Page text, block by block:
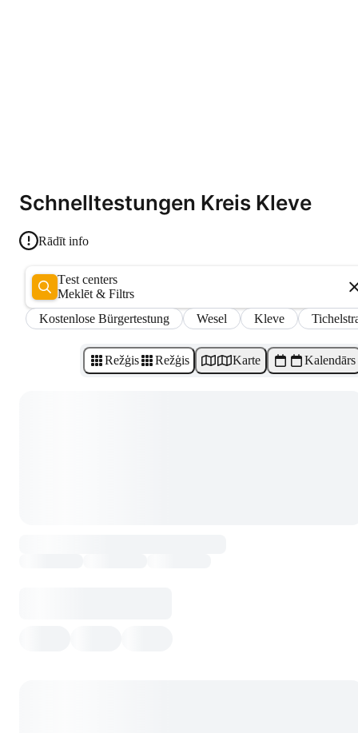
Schnelltestungen Kreis Kleve
Rādīt info
Test centers
Meklēt & Filtrs
Kostenlose Bürgertestung
Wesel Kleve
Režģis Režģis Karte Kalendārs